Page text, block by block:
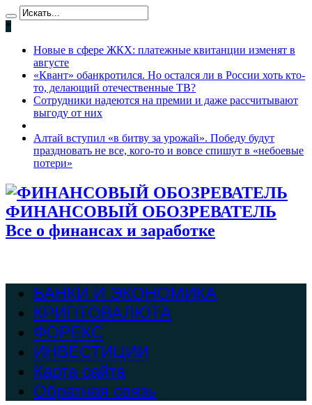
*
Новые в сфере ЖКХ: платежные квитанции изменят в
августе
«Квант» обанкротился. Но остался ли в России хоть кто-
то, делающий отечественные ТВ?
Сотрудники надеются на премии и даже рассчитывают
выгоду от них
Алтай вступил «в битву за урожай». Победу будут
праздновать не все, кого-то и вовсе спишут в «небоевые
потери»
ФИНАНСОВЫЙ ОБОЗРЕВАТЕЛЬ
Все о финансах и заработке
БАНКИ И ЭКОНОМИКА
КРИПТОВАЛЮТА
ФОРЕКС
ИНВЕСТИЦИИ
Карта сайта
Обратная связь